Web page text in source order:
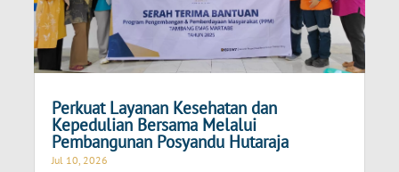
Perkuat Layanan Kesehatan dan
Kepedulian Bersama Melalui
Pembangunan Posyandu Hutaraja
Jul 10, 2026